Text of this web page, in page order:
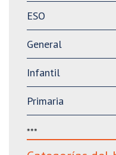
ESO
General
Infantil
Primaria
***